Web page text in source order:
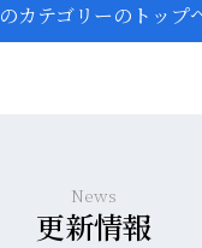
カテゴリーのトップ
News
更新情報